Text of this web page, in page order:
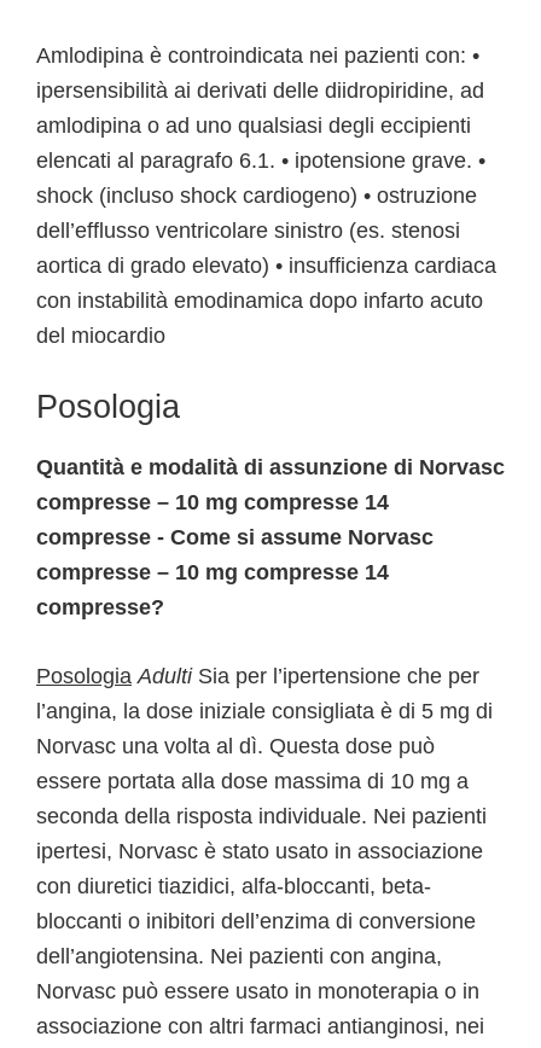
Amlodipina è controindicata nei pazienti con: •
ipersensibilità ai derivati delle diidropiridine, ad
amlodipina o ad uno qualsiasi degli eccipienti
elencati al paragrafo 6.1. • ipotensione grave. •
shock (incluso shock cardiogeno) • ostruzione
dell’efflusso ventricolare sinistro (es. stenosi
aortica di grado elevato) • insufficienza cardiaca
con instabilità emodinamica dopo infarto acuto
del miocardio
Posologia
Quantità e modalità di assunzione di Norvasc
compresse – 10 mg compresse 14
compresse - Come si assume Norvasc
compresse – 10 mg compresse 14
compresse?
Posologia AdultiSia per l’ipertensione che per
l’angina, la dose iniziale consigliata è di 5 mg di
Norvasc una volta al dì. Questa dose può
essere portata alla dose massima di 10 mg a
seconda della risposta individuale. Nei pazienti
ipertesi, Norvasc è stato usato in associazione
con diuretici tiazidici, alfa-bloccanti, beta-
bloccanti o inibitori dell’enzima di conversione
dell’angiotensina. Nei pazienti con angina,
Norvasc può essere usato in monoterapia o in
associazione con altri farmaci antianginosi, nei